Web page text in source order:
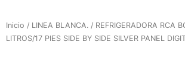
Inicio / LINEA BLANCA. / REFRIGERADORA RCA
LITROS/17 PIES SIDE BY SIDE SILVER PANEL